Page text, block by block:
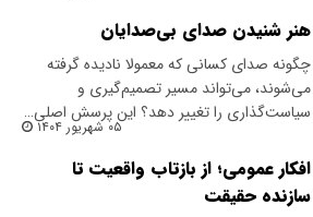
هنر شنیدن صدای بی‌صدایان
چگونه صدای کسانی که معمولا نادیده گرفته
می‌شوند، می‌تواند مسیر تصمیم‌گیری و
سیاست‌گذاری را تغییر دهد؟ این پرسش اصلی…
۰۵ شهریور ۱۴۰۴
افکار عمومی؛ از بازتاب واقعیت تا
سازنده حقیقت